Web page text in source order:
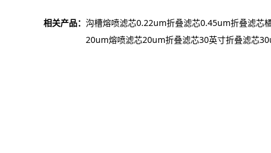
相关产品： 沟槽熔喷滤芯0.22um折叠滤芯0.45um折叠滤芯
20um熔喷滤芯20um折叠滤芯30英寸折叠滤芯